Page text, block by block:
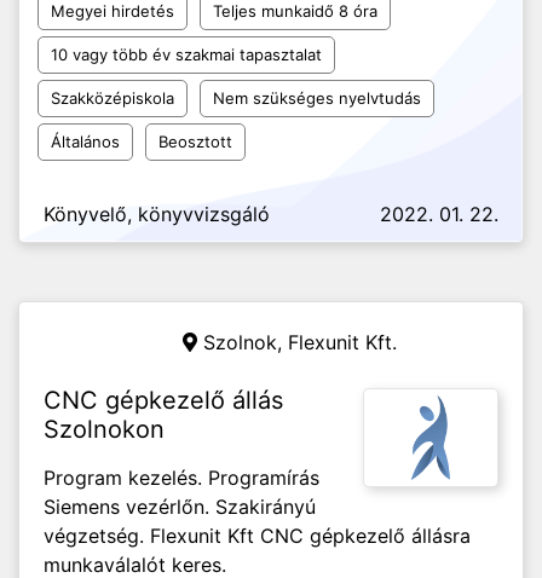
Megyei hirdetés Teljes munkaidő 8 óra
10 vagy több év szakmai tapasztalat
Szakközépiskola Nem szükséges nyelvtudás
Általános Beosztott
Könyvelő, könyvvizsgáló 2022. 01. 22.
Szolnok, Flexunit Kft.
CNC gépkezelő állás
Szolnokon
Program kezelés. Programírás
Siemens vezérlőn. Szakirányú
végzetség. Flexunit Kft CNC gépkezelő állásra
munkaválalót keres.